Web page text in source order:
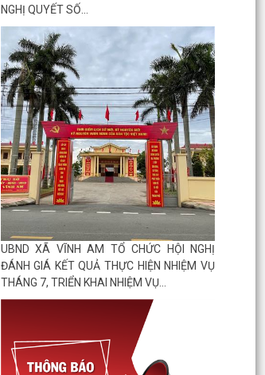
NGHỊ QUYẾT SỐ...
UBND XÃ VĨNH AM TỔ CHỨC HỘI NGHỊ
ĐÁNH GIÁ KẾT QUẢ THỰC HIỆN NHIỆM VỤ
THÁNG 7, TRIỂN KHAI NHIỆM VỤ...